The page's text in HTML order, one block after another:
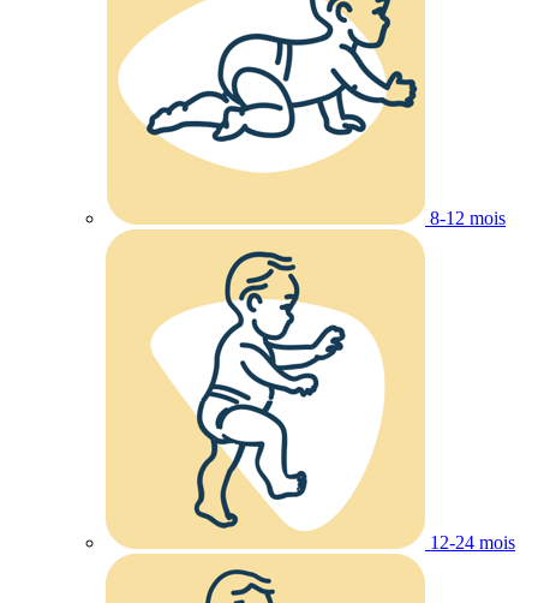
8-12 mois
12-24 mois